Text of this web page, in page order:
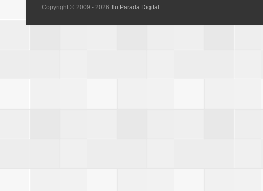
Copyright © 2009 - 2026 Tu Parada Digital